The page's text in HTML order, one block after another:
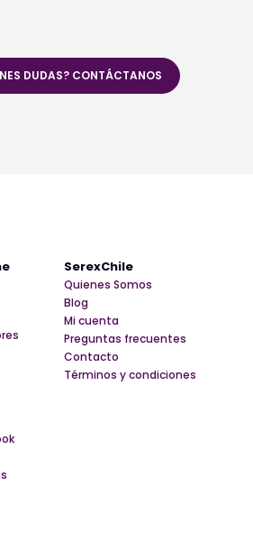
DUDAS? CONTÁCTANOS
SerexChile
Quienes Somos
Blog
Mi cuenta
Preguntas frecuentes
Contacto
Términos y condiciones